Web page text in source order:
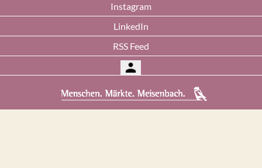
Instagram
LinkedIn
RSS Feed